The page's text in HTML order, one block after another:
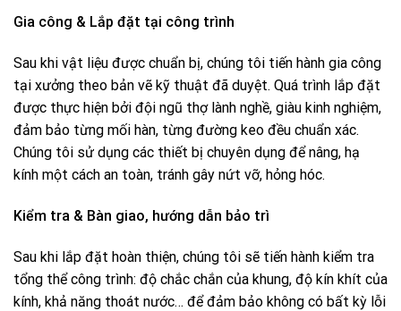
Gia công & Lắp đặt tại công trình
Sau khi vật liệu được chuẩn bị, chúng tôi tiến hành gia công
tại xưởng theo bản vẽ kỹ thuật đã duyệt. Quá trình lắp đặt
được thực hiện bởi đội ngũ thợ lành nghề, giàu kinh nghiệm,
đảm bảo từng mối hàn, từng đường keo đều chuẩn xác.
Chúng tôi sử dụng các thiết bị chuyên dụng để nâng, hạ
kính một cách an toàn, tránh gây nứt vỡ, hỏng hóc.
Kiểm tra & Bàn giao, hướng dẫn bảo trì
Sau khi lắp đặt hoàn thiện, chúng tôi sẽ tiến hành kiểm tra
tổng thể công trình: độ chắc chắn của khung, độ kín khít của
kính, khả năng thoát nước… để đảm bảo không có bất kỳ lỗi